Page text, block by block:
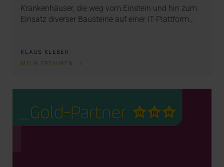
Krankenhäuser, die weg vom Einstein und hin zum
Einsatz diverser Bausteine auf einer IT-Plattform…
KLAUS KLEBER
MEHR ERFAHREN